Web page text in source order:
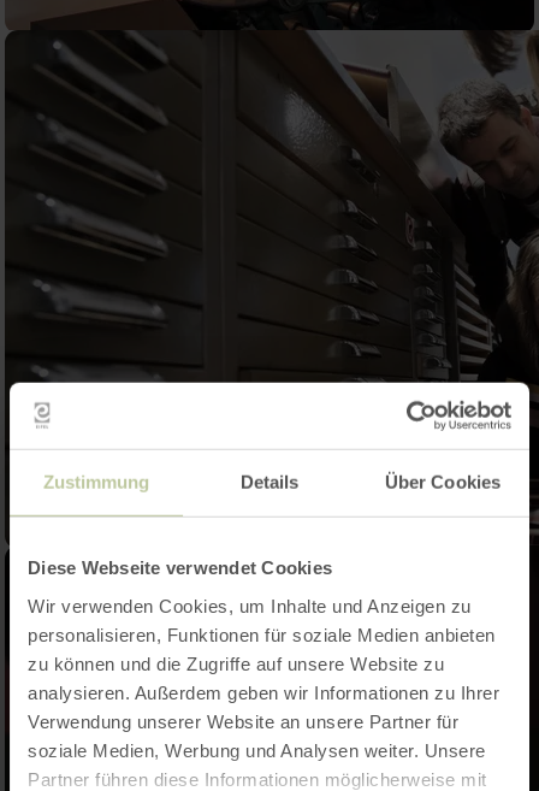
Zustimmung Details Über Cookies
Diese Webseite verwendet Cookies
Wir verwenden Cookies, um Inhalte und Anzeigen zu
personalisieren, Funktionen für soziale Medien anbieten
zu können und die Zugriffe auf unsere Website zu
analysieren. Außerdem geben wir Informationen zu Ihrer
Verwendung unserer Website an unsere Partner für
soziale Medien, Werbung und Analysen weiter. Unsere
Partner führen diese Informationen möglicherweise mit